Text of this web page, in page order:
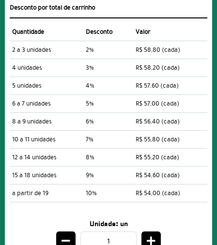
Desconto por total de carrinho
Quantidade Desconto
Valor
2 a 3 unidades
2% R$ 58,80 (cada)
4 unidades
3% R$ 58,20 (cada)
5 unidades
4% R$ 57,60 (cada)
6 a 7 unidades
5% R$ 57,00 (cada)
8 a 9 unidades
6% R$ 56,40 (cada)
10 a 11 unidades
7% R$ 55,80 (cada)
12 a 14 unidades
8% R$ 55,20 (cada)
15 a 18 unidades
9% R$ 54,60 (cada)
a partir de 19
10% R$ 54,00 (cada)
Unidade: un